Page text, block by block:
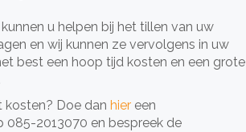
u helpen bij het tillen van uw
en wij kunnen ze vervolgens in uw
best een hoop tijd kosten en een grote
kosten? Doe dan hier een
085-2013070 en bespreek de